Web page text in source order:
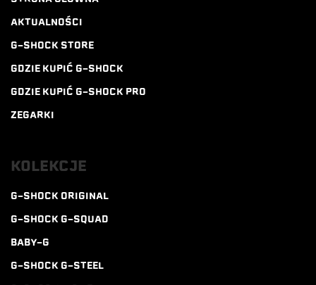
AKTUALNOŚCI
G-SHOCK STORE
GDZIE KUPIĆ G-SHOCK
GDZIE KUPIĆ G-SHOCK PRO
ZEGARKI
KOLEKCJE
G-SHOCK ORIGINAL
G-SHOCK G-SQUAD
BABY-G
G-SHOCK G-STEEL